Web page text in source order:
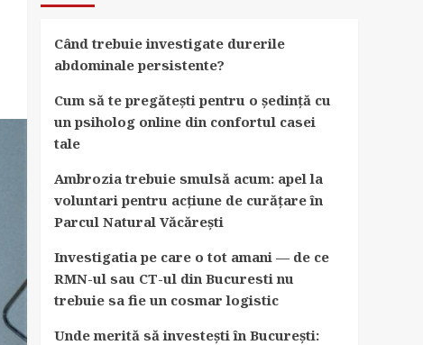
Când trebuie investigate durerile
abdominale persistente?
Cum să te pregătești pentru o ședință cu
un psiholog online din confortul casei
tale
Ambrozia trebuie smulsă acum: apel la
voluntari pentru acțiune de curățare în
Parcul Natural Văcărești
Investigatia pe care o tot amani — de ce
RMN-ul sau CT-ul din Bucuresti nu
trebuie sa fie un cosmar logistic
Unde merită să investești în București: